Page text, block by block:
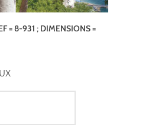
= 8-931 ; DIMENSIONS =